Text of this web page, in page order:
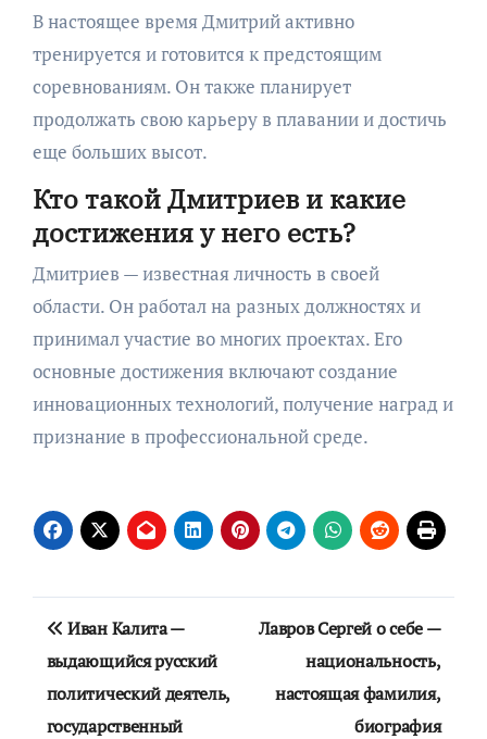
В настоящее время Дмитрий активно
тренируется и готовится к предстоящим
соревнованиям. Он также планирует
продолжать свою карьеру в плавании и достичь
еще больших высот.
Кто такой Дмитриев и какие
достижения у него есть?
Дмитриев — известная личность в своей
области. Он работал на разных должностях и
принимал участие во многих проектах. Его
основные достижения включают создание
инновационных технологий, получение наград и
признание в профессиональной среде.
Навигация
по
записям
Иван Калита —
выдающийся русский
политический деятель,
государственный
Лавров Сергей о себе —
национальность,
настоящая фамилия,
биография